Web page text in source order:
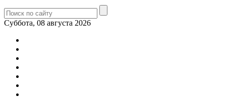
Суббота, 08 августа 2026